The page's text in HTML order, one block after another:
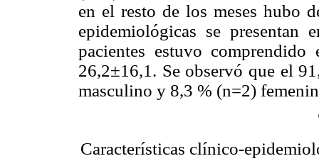
en el resto de los meses hubo
epidemiológicas se presentan
pacientes estuvo
26,2±16,1. Se observó que el
masculino y 8,3 % (n=2)
Características clínico-